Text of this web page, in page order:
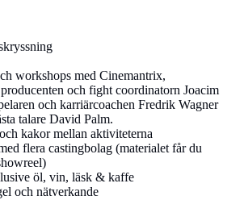
workshops med Cinemantrix,
och fight coordinatorn Joacim
och karriärcoachen Fredrik Wagner
talare David Palm.
kakor mellan aktiviteterna
flera castingbolag (materialet får du
öl, vin, läsk & kaffe
och nätverkande